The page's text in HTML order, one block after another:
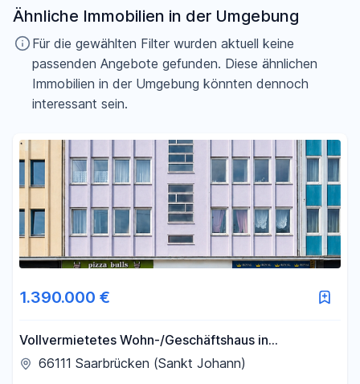
Preis
Fläche
-
Filter für Fläche zurücksetzen
Ähnliche Immobilien in der Umgebung
Für die gewählten Filter wurden aktuell keine
passenden Angebote gefunden. Diese ähnlichen
Immobilien in der Umgebung könnten dennoch
interessant sein.
1.390.000 €
Vollvermietetes Wohn-/Geschäftshaus in
Saarbrücken-St. Johann
66111 Saarbrücken (Sankt Johann)